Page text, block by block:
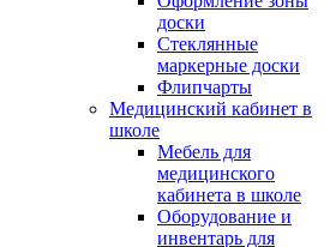
доски
Стеклянные
маркерные доски
Флипчарты
Медицинский кабинет в
школе
Мебель для
медицинского
кабинета в школе
Оборудование и
инвентарь для